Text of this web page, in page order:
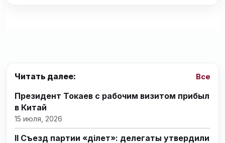
Читать далее: Все
Президент Токаев с рабочим визитом прибыл
в Китай
15 июля, 2026
II Съезд партии «Әділет»: делегаты утвердили